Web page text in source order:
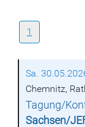
1
Sa.
Chemnitz,
Tagung/
Sachsen/